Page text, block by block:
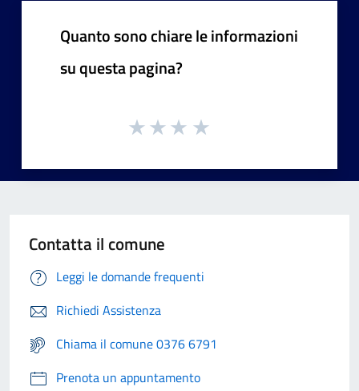
Quanto sono chiare le informazioni
su questa pagina?
Contatta il comune
Leggi le domande frequenti
Richiedi Assistenza
Chiama il comune 0376 6791
Prenota un appuntamento